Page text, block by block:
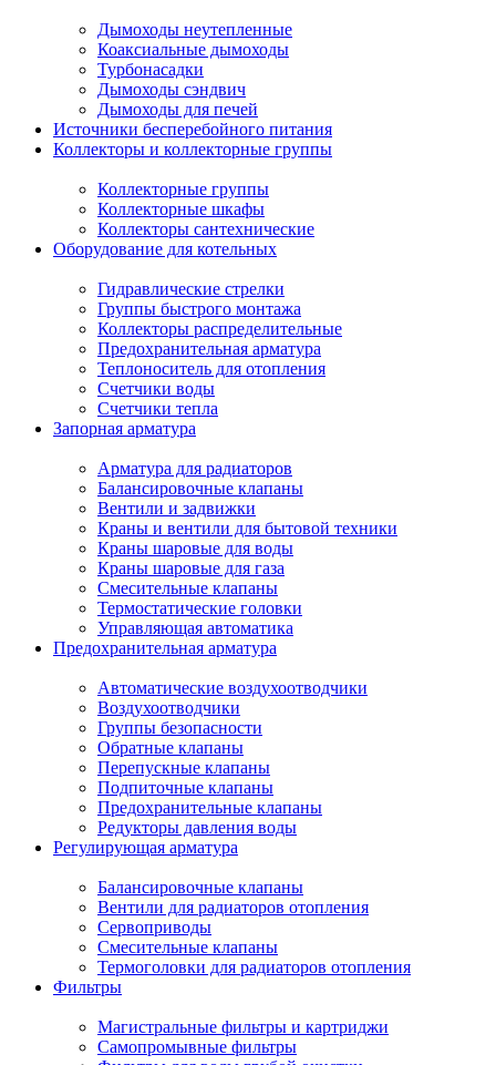
Дымоходы неутепленные
Коаксиальные дымоходы
Турбонасадки
Дымоходы сэндвич
Дымоходы для печей
Источники бесперебойного питания
Коллекторы и коллекторные группы
Коллекторные группы
Коллекторные шкафы
Коллекторы сантехнические
Оборудование для котельных
Гидравлические стрелки
Группы быстрого монтажа
Коллекторы распределительные
Предохранительная арматура
Теплоноситель для отопления
Счетчики воды
Счетчики тепла
Запорная арматура
Арматура для радиаторов
Балансировочные клапаны
Вентили и задвижки
Краны и вентили для бытовой техники
Краны шаровые для воды
Краны шаровые для газа
Смесительные клапаны
Термостатические головки
Управляющая автоматика
Предохранительная арматура
Автоматические воздухоотводчики
Воздухоотводчики
Группы безопасности
Обратные клапаны
Перепускные клапаны
Подпиточные клапаны
Предохранительные клапаны
Редукторы давления воды
Регулирующая арматура
Балансировочные клапаны
Вентили для радиаторов отопления
Сервоприводы
Смесительные клапаны
Термоголовки для радиаторов отопления
Фильтры
Магистральные фильтры и картриджи
Самопромывные фильтры